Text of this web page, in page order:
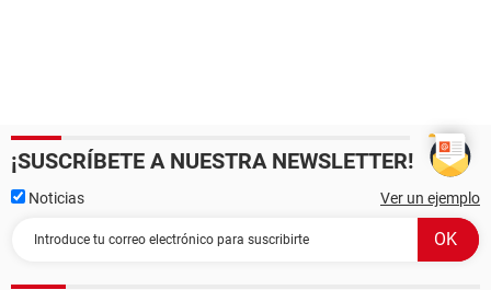
¡SUSCRÍBETE A NUESTRA NEWSLETTER!
Noticias Ver un ejemplo